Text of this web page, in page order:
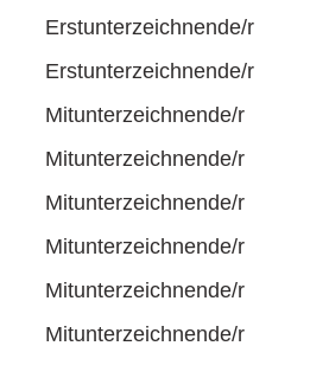
Erstunterzeichnende/r
Erstunterzeichnende/r
Mitunterzeichnende/r
Mitunterzeichnende/r
Mitunterzeichnende/r
Mitunterzeichnende/r
Mitunterzeichnende/r
Mitunterzeichnende/r